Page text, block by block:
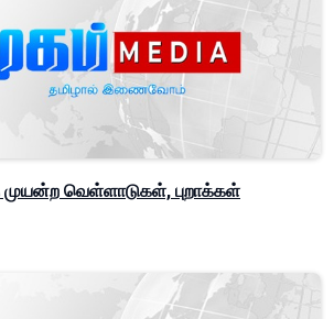
வெள்ளாடுகள், புறாக்கள்